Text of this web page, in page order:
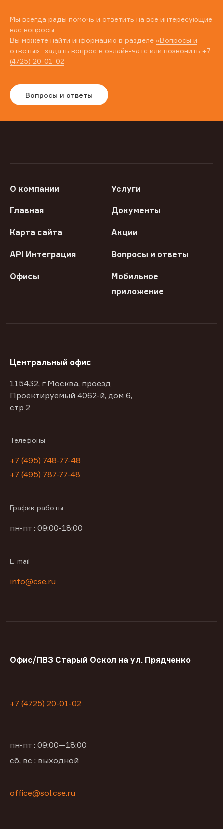
Мы всегда рады помочь и ответить на все интересующие
вас вопросы.
Вы можете найти информацию в разделе «Вопросы и
ответы» , задать вопрос в онлайн-чате или позвонить +7
(4725) 20-01-02
Вопросы и ответы
О компании Услуги
Главная Документы
Карта сайта Акции
API Интеграция Вопросы и ответы
Офисы
Мобильное
приложение
Центральный офис
115432, г Москва, проезд
Проектируемый 4062-й, дом 6,
стр 2
Телефоны
+7 (495) 748-77-48
+7 (495) 787-77-48
График работы
пн-пт : 09:00-18:00
E-mail
info@cse.ru
Офис/ПВЗ Старый Оскол на ул. Прядченко
+7 (4725) 20-01-02
пн-пт : 09:00—18:00
сб, вс : выходной
office@sol.cse.ru